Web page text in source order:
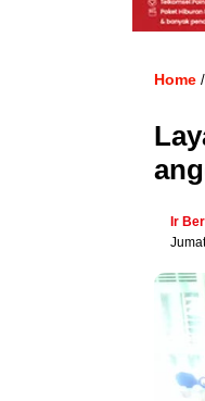
Home /
Ir